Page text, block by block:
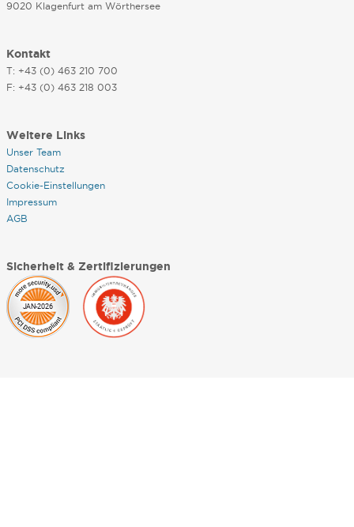
9020 Klagenfurt am Wörthersee
Kontakt
T: +43 (0) 463 210 700
F: +43 (0) 463 218 003
Weitere Links
Unser Team
Datenschutz
Cookie-Einstellungen
Impressum
AGB
Sicherheit & Zertifizierungen